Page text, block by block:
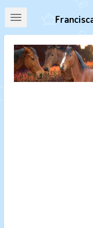
Ga
direct
naar
hoofdinhoud